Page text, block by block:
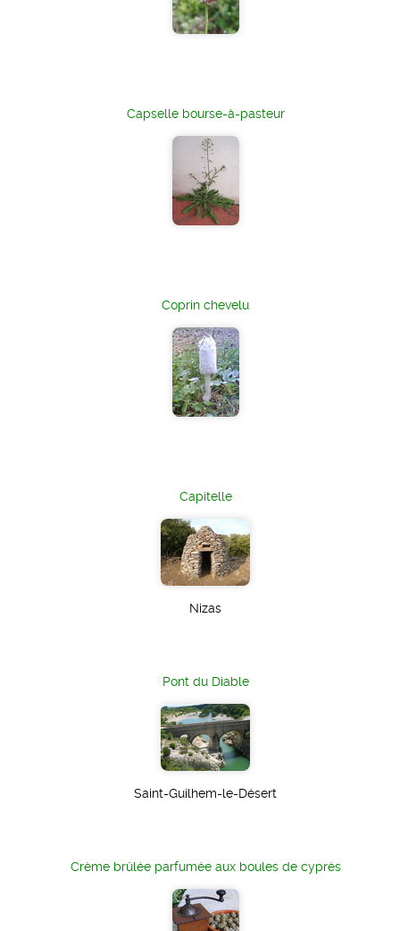
Capselle bourse-à-pasteur
Coprin chevelu
Capitelle
Nizas
Pont du Diable
Saint-Guilhem-le-Désert
Crème brûlée parfumée aux boules de cyprès